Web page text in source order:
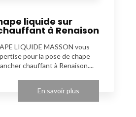
liquide sur
à Renaison
LIQUIDE MASSON vous
pour la pose de chape
chauffant à Renaison....
En savoir plus